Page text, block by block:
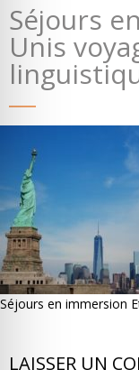
Séjours
Unis
Séjours en immersion
LAISSER UN